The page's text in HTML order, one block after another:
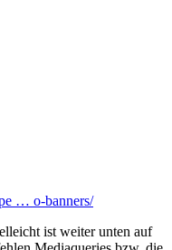
… o-banners/
ist weiter unten auf